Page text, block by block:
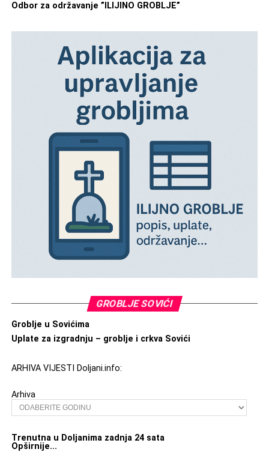
Odbor za održavanje ”ILIJINO GROBLJE”
GROBLJE SOVIĆI
Groblje u Sovićima
Uplate za izgradnju – groblje i crkva Sovići
ARHIVA VIJESTI Doljani.info:
Arhiva
Trenutna u Doljanima zadnja 24 sata
Opširnije...